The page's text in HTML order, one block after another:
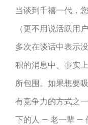
当谈到千禧一代，
（更不用说活跃用
多次在谈话中表示
积的消息中。事实
所包围。如果想要
有竞争力的方式之
下的人 — 老一辈 —